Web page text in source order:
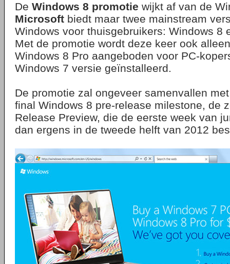
De Windows 8 promotie wijkt af van de
Microsoft biedt maar twee mainstream
Windows voor thuisgebruikers: Windows 8
Met de promotie wordt deze keer ook
Windows 8 Pro aangeboden voor PC-
Windows 7 versie geïnstalleerd.
De promotie zal ongeveer samenvallen
final Windows 8 pre-release milestone, de
Release Preview, die de eerste week van
dan ergens in de tweede helft van 2012